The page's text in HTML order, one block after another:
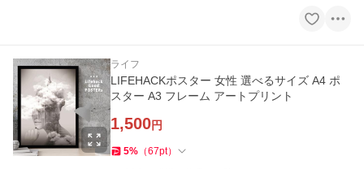
ライフ
LIFEHACKポスター 女性 選べるサイズ A4 ポ
スター A3 フレーム アートプリント
1,500円
5% （67pt）